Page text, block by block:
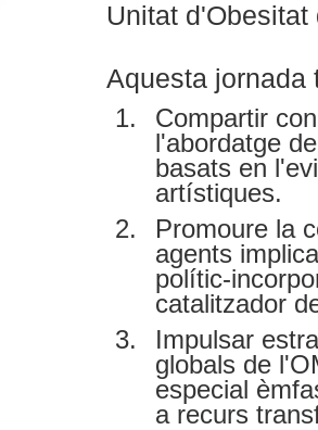
Unitat
Aquesta jornada
Compartir
l'abordatge
basats en
artístiques.
Promoure la
agents
polític-
catalitzador
Impulsar
globals de
especial
a recurs